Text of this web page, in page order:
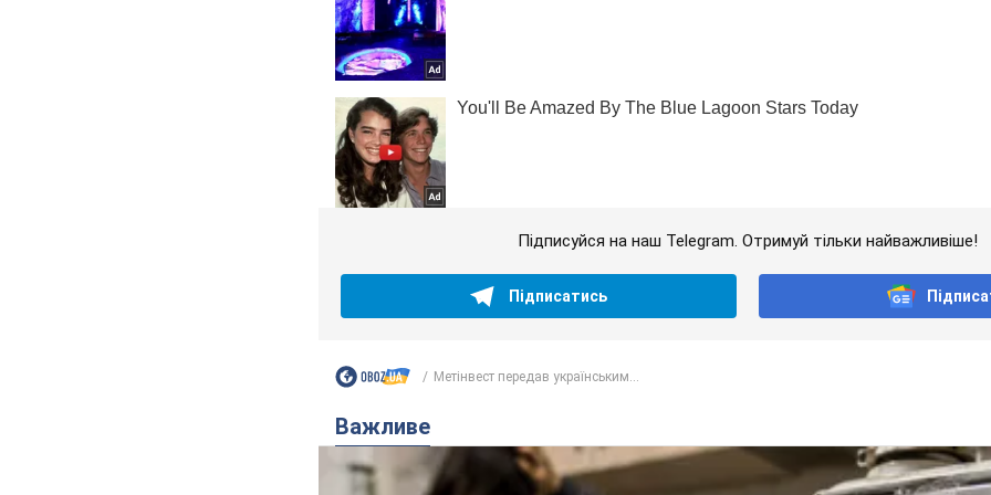
Підписуйся на наш Telegram. Отримуй тільки найважливіше!
Підписатись
Метінвест передав українським...
Важливе